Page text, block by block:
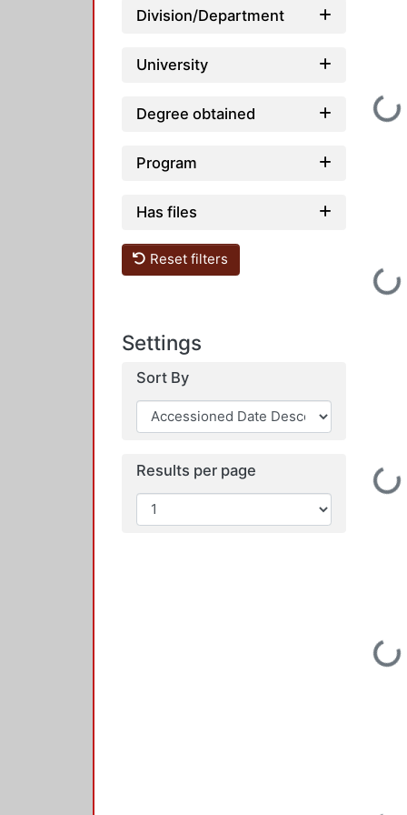
Division/Department
University
Degree obtained
Program
Has files
Reset filters
Settings
Sort By
Results per page
Loading...
Loading...
Loading...
Loading...